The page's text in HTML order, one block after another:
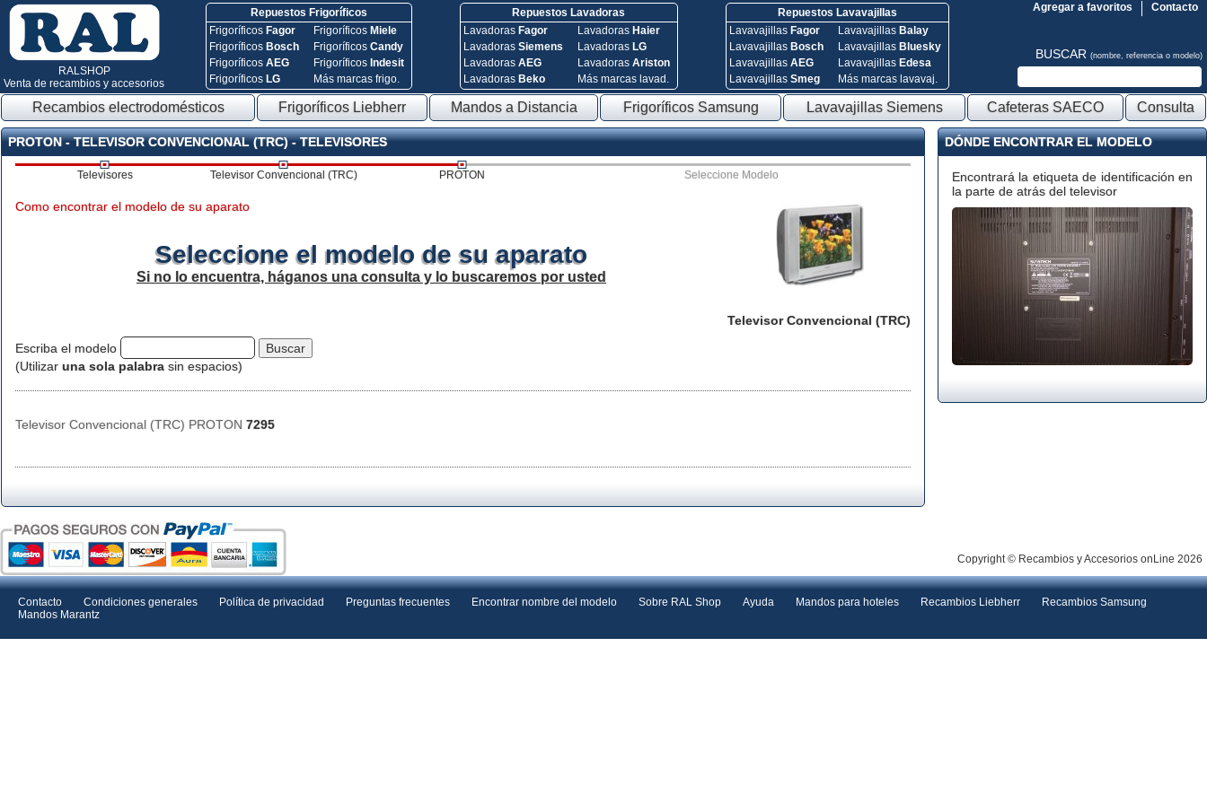
RALSHOP
Venta de recambios y accesorios
Repuestos Frigoríficos
Frigoríficos Fagor
Frigoríficos Bosch
FrigoríficosAEG
Frigoríficos LG
Frigoríficos Miele
FrigoríficosCandy
Frigoríficos Indesit
Más marcas frigo.
Repuestos Lavadoras
Lavadoras Fagor
Lavadoras Siemens
Lavadoras AEG
Lavadoras Beko
Lavadoras Haier
Lavadoras LG
Lavadoras Ariston
Más marcas lavad.
Repuestos Lavavajillas
Lavavajillas Fagor
Lavavajillas Bosch
Lavavajillas AEG
Lavavajillas Smeg
Lavavajillas Balay
Lavavajillas Bluesky
Lavavajillas Edesa
Más marcas lavavaj.
Contacto
Agregar a favoritos
BUSCAR (nombre, referencia o modelo)
Recambios electrodomésticos Frigoríficos Liebherr Mandos a Distancia Frigoríficos Samsung Lavavajillas Siemens Cafeteras SAECO Consulta
PROTON - TELEVISOR CONVENCIONAL (TRC) - TELEVISORES
Televisores Televisor Convencional (TRC) PROTON Seleccione Modelo
Televisor Convencional (TRC)
Como encontrar el modelo de su aparato
Seleccione el modelo de su aparato
Si no lo encuentra, háganos una consulta y lo buscaremos por usted
Escriba el modelo
(Utilizar una sola palabra sin espacios)
Televisor Convencional (TRC) PROTON 7295
DÓNDE ENCONTRAR EL MODELO
Encontrará la etiqueta de identificación en
la parte de atrás del televisor
Copyright © Recambios y Accesorios onLine 2026
Contacto Condiciones generales Política de privacidad Preguntas frecuentes Encontrar nombre del modelo Sobre RAL Shop Ayuda Mandos para hoteles Recambios Liebherr
Recambios Samsung
Mandos Marantz